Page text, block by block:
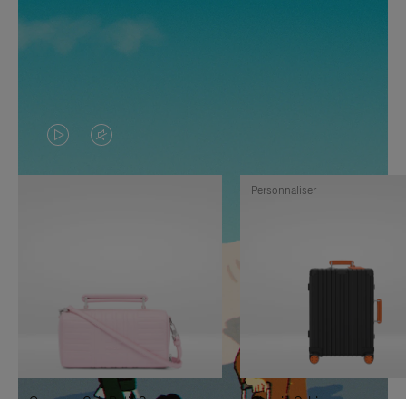
LA
VIDÉO
PAUSE,
APPUYEZ
SUR
LE
SON
DÉSACTIVÉ.
VEUILLEZ
Personnaliser